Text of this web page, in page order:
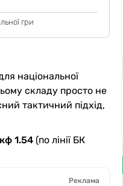
гри
національної
складу просто не
тактичний підхід,
1.54 (по лінії БК
Реклама